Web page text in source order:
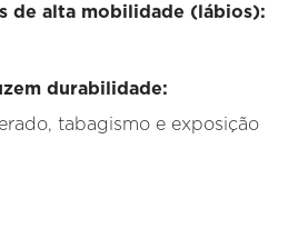
de alta mobilidade (lábios):
durabilidade:
tabagismo e exposição